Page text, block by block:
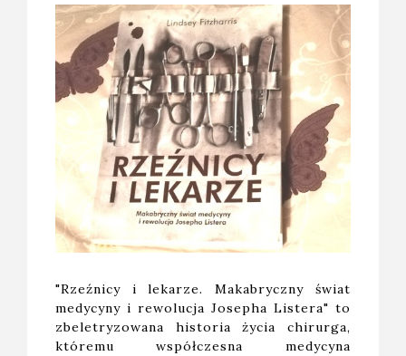
"Rzeźnicy i lekarze. Makabryczny świat
medycyny i rewolucja Josepha Listera" to
zbeletryzowana historia życia chirurga,
któremu współczesna medycyna